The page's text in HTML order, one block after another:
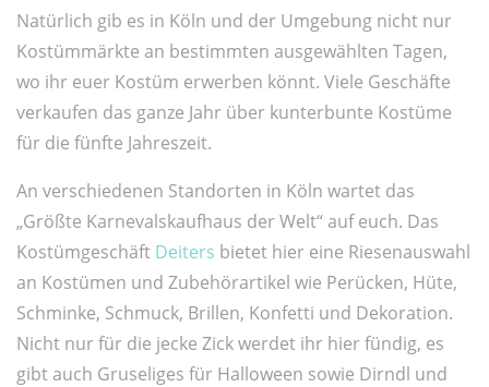
Natürlich gib es in Köln und der Umgebung nicht nur
Kostümmärkte an bestimmten ausgewählten Tagen,
wo ihr euer Kostüm erwerben könnt. Viele Geschäfte
verkaufen das ganze Jahr über kunterbunte Kostüme
für die fünfte Jahreszeit.
An verschiedenen Standorten in Köln wartet das
„Größte Karnevalskaufhaus der Welt“ auf euch. Das
Kostümgeschäft Deiters bietet hier eine Riesenauswahl
an Kostümen und Zubehörartikel wie Perücken, Hüte,
Schminke, Schmuck, Brillen, Konfetti und Dekoration.
Nicht nur für die jecke Zick werdet ihr hier fündig, es
gibt auch Gruseliges für Halloween sowie Dirndl und